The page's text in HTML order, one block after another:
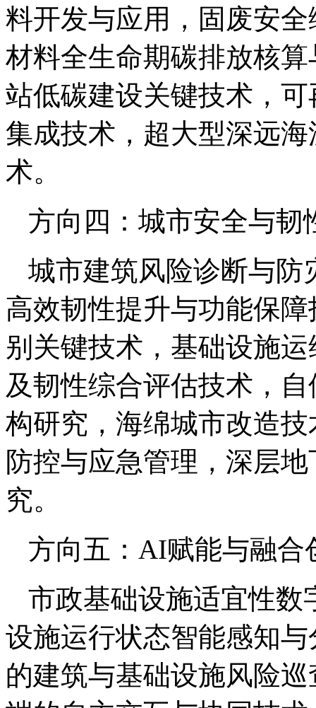
料开发与应用，固废安
材料全生命期碳排放核
站低碳建设关键技术，
集成技术，超大型深远
术。
方向四：城市安全与韧
城市建筑风险诊断与防
高效韧性提升与功能保
别关键技术，基础设施
及韧性综合评估技术，
构研究，海绵城市改造
防控与应急管理，深层
究。
方向五：AI赋能与融合
市政基础设施适宜性数
设施运行状态智能感知
的建筑与基础设施风险